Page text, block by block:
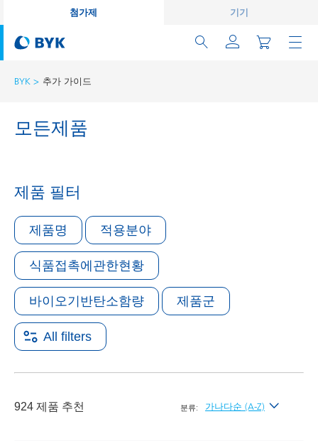
첨가제 기기
BYK 추가 가이드
모든제품
제품 필터
제품명 적용분야
식품접촉에관한현황
바이오기반탄소함량 제품군
All filters
924 제품 추천 분류: 가나다순 (A-Z)